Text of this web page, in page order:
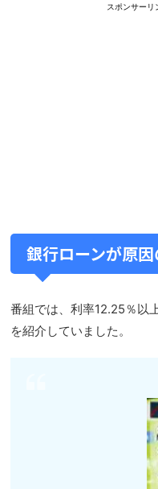
スポンサーリ
銀行ローンが原
番組では、利率12.25％以
を紹介していました。